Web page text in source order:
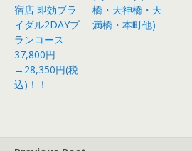
宿店 即効ブラ
イダル2DAYプ
ランコース
37,800円
→28,350円(税
込)！！
橋・天神橋・天
満橋・本町他)